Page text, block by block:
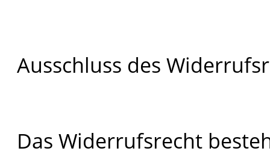
Ausschluss des
Das Widerrufsrecht